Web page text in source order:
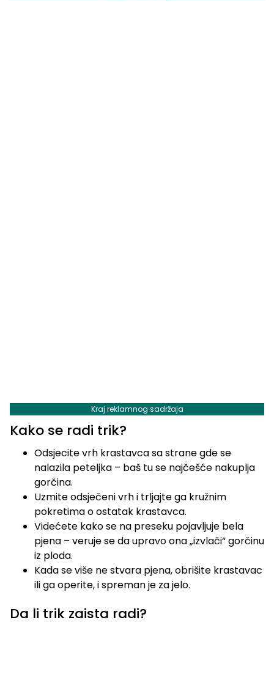
Kraj reklamnog sadržaja
Kako se radi trik?
Odsjecite vrh krastavca sa strane gde se
nalazila peteljka – baš tu se najčešće nakuplja
gorčina.
Uzmite odsječeni vrh i trljajte ga kružnim
pokretima o ostatak krastavca.
Videćete kako se na preseku pojavljuje bela
pjena – veruje se da upravo ona „izvlači“ gorčinu
iz ploda.
Kada se više ne stvara pjena, obrišite krastavac
ili ga operite, i spreman je za jelo.
Da li trik zaista radi?